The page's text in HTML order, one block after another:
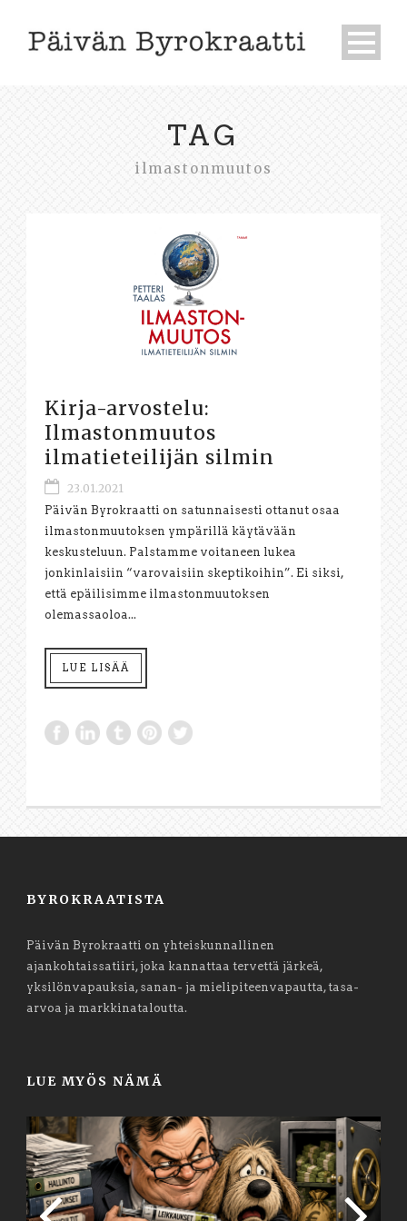
TAG
ilmastonmuutos
Kirja-arvostelu:
Ilmastonmuutos
ilmatieteilijän silmin
23.01.2021
Päivän Byrokraatti on satunnaisesti ottanut osaa
ilmastonmuutoksen ympärillä käytävään
keskusteluun. Palstamme voitaneen lukea
jonkinlaisiin “varovaisiin skeptikoihin”. Ei siksi,
että epäilisimme ilmastonmuutoksen
olemassaoloa...
LUE LISÄÄ
BYROKRAATISTA
Päivän Byrokraatti on yhteiskunnallinen
ajankohtaissatiiri, joka kannattaa tervettä järkeä,
yksilönvapauksia, sanan- ja mielipiteenvapautta, tasa-
arvoa ja markkinataloutta.
LUE MYÖS NÄMÄ